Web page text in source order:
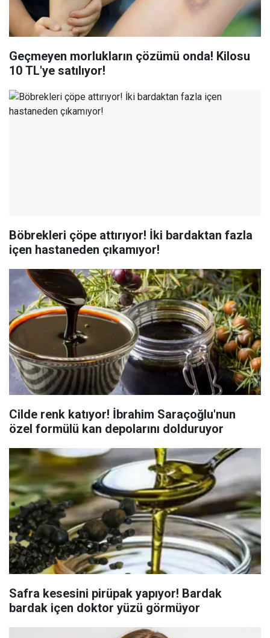
Geçmeyen morlukların çözümü onda! Kilosu
10 TL'ye satılıyor!
Böbrekleri çöpe attırıyor! İki bardaktan fazla
içen hastaneden çıkamıyor!
Cilde renk katıyor! İbrahim Saraçoğlu'nun
özel formülü kan depolarını dolduruyor
Safra kesesini pirüpak yapıyor! Bardak
bardak içen doktor yüzü görmüyor